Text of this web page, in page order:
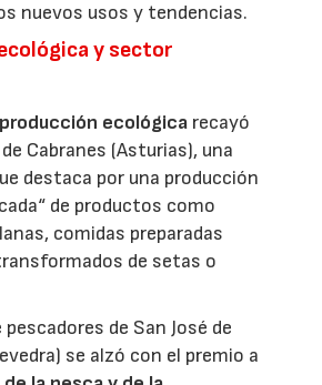
nuevos usos y tendencias.
y sector
producción ecológica recayó
Cabranes (Asturias), una
destaca por una producción
de productos como
comidas preparadas
de setas o
de San José de
se alzó con el premio a